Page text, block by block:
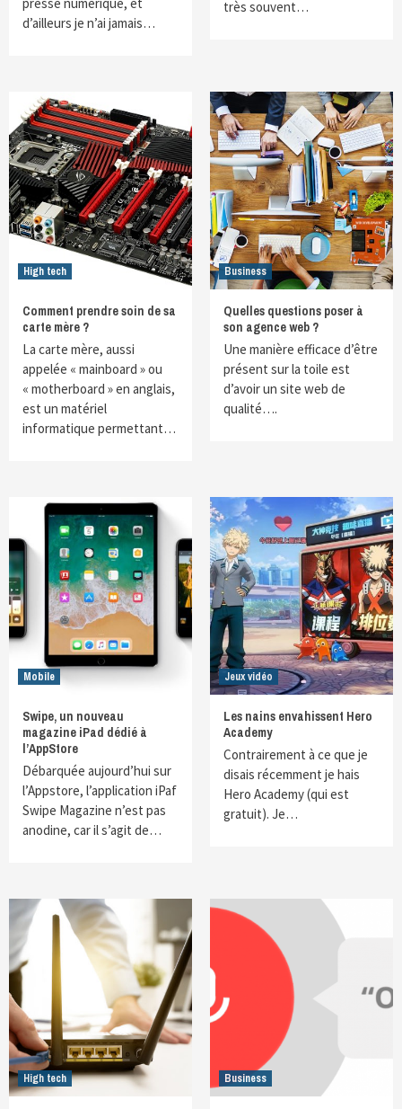
d’ailleurs je n’ai jamais…
très souvent…
High tech
Comment prendre soin de sa
carte mère ?
La carte mère, aussi
appelée « mainboard » ou
« motherboard » en anglais,
est un matériel
informatique permettant…
Business
Quelles questions poser à
son agence web ?
Une manière efficace d’être
présent sur la toile est
d’avoir un site web de
qualité….
Mobile
Swipe, un nouveau
magazine iPad dédié à
l’AppStore
Débarquée aujourd’hui sur
l’Appstore, l’application iPaf
Swipe Magazine n’est pas
anodine, car il s’agit de…
Jeux vidéo
Les nains envahissent Hero
Academy
Contrairement à ce que je
disais récemment je hais
Hero Academy (qui est
gratuit). Je…
High tech Business